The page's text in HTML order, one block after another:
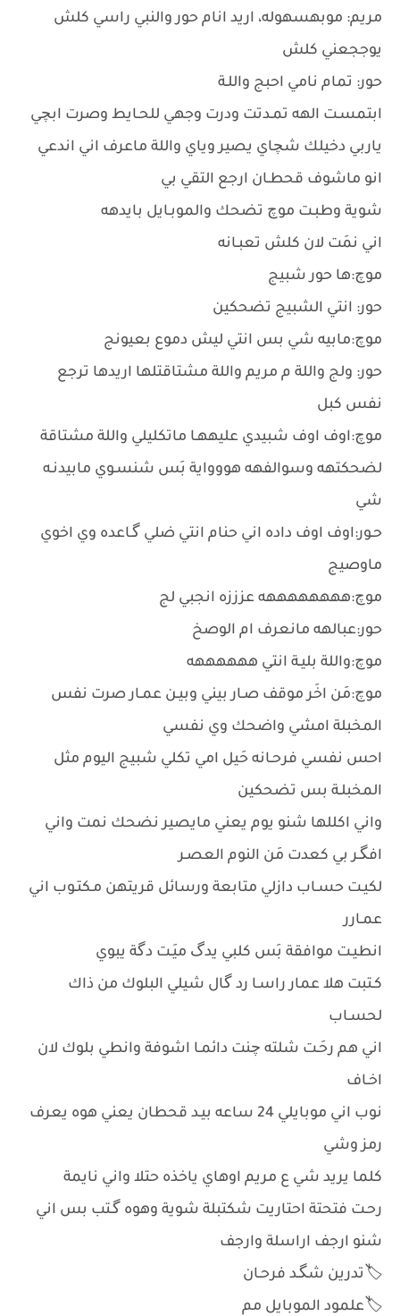
مريم: موبهسهوله، اريد انام حور والنبي راسي كلش
يوججعني كلش
حور: تمام نامي احبج واللـة
ابتمسـت الهه تمـدتت ودرت وجهي للحـايط وصرت ابچي
ياربي دخيلك شچاي يصير وياي واللة ماعرف اني اندعي
انو ماشوف قحطـان ارجع التقي بي
شوية وطبـت موچ تضحك والموبـايل بايدهه
اني نمَت لان كلش تعبـانه
موچ:ها حور شبيج
حور: انتي الشبيج تضحكين
موچ:مابيه شي بس انتي ليش دموع بعيونج
حور: ولج واللة م مريم واللة مشتاقتلها اريدها ترجع
نفس كبل
موچ:اوف اوف شبيدي عليههـا ماتكليلي واللة مشتاقة
لضحكتهه وسوالفهه هووواية بَس شنسـوي مابيدنـه
شي
حـور:اوف اوف داده اني حنام انتي ضلي گـاعده وي اخوي
ماوصيج
موچ:ههههههههه عزززه انجبي لج
حور:عبالهه مانعرف ام الوصخ
موچ:واللة بليـة انتي ههههههه
موچ:مَن اخَر موقف صـار بيني وبيـن عمـار صرت نفس
المخبلة امشي واضحك وي نفسي
احس نفسي فرحـانه حَيل امي تكلي شبيج اليوم مثل
المخبلـة بس تضحكين
واني اكللها شنو يوم يعني مايصير نضحك نمت واني
افگـر بي كعدت مَن النوم العصـر
لكيـت حسـاب دازلي متابعة ورسائل قريتهن مـكتـوب اني
عمـارر
انطيـت موافقة بَس كلبي يدگ ميَـت دگة يبوي
كـتبت هلا عمار راسـا رد گال شيلي البلوك من ذاك
لحسـاب
اني هم رحَـت شلته چنت دائمـا اشوفة وانطي بلوك لان
اخـاف
نوب اني موبايلي 24 ساعه بيـد قحطان يعني هوه يعرف
رمز وشي
كلما يريد شي ع مريم اوهاي ياخذه حتلا واني نايمة
رحـت فتحتة احتاريت شكتبلة شوية وهوه گـتب بس اني
شنو ارجف اراسلة وارجف
🏷️تدرين شگـد فرحـان
🏷️علمود الموبايل مم